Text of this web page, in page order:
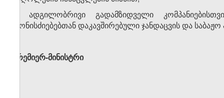
ბ) ადგილობრივი გადამზიდველი
ღონისძიებებთან დაკავშირებული ჯანდაცვის და
პრემიერ-მინისტრი